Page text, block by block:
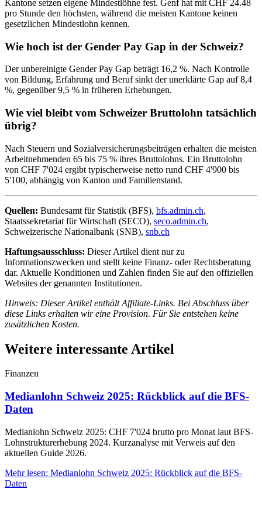
Kantone setzen eigene Mindestlöhne fest. Genf hat mit CHF 24.48
pro Stunde den höchsten, während die meisten Kantone keinen
gesetzlichen Mindestlohn kennen.
Wie hoch ist der Gender Pay Gap in der Schweiz?
Der unbereinigte Gender Pay Gap beträgt 16,2 %. Nach Kontrolle
von Bildung, Erfahrung und Beruf sinkt der unerklärte Gap auf 8,4
%, gegenüber 9,5 % in früheren Erhebungen.
Wie viel bleibt vom Schweizer Bruttolohn tatsächlich
übrig?
Nach Steuern und Sozialversicherungsbeiträgen erhalten die meisten
Arbeitnehmenden 65 bis 75 % ihres Bruttolohns. Ein Bruttolohn
von CHF 7'024 ergibt typischerweise netto rund CHF 4'900 bis
5'100, abhängig von Kanton und Familienstand.
Quellen: Bundesamt für Statistik (BFS), bfs.admin.ch,
Staatssekretariat für Wirtschaft (SECO), seco.admin.ch,
Schweizerische Nationalbank (SNB), snb.ch
Haftungsausschluss: Dieser Artikel dient nur zu
Informationszwecken und stellt keine Finanz- oder Rechtsberatung
dar. Aktuelle Konditionen und Zahlen finden Sie auf den offiziellen
Websites der genannten Institutionen.
Hinweis: Dieser Artikel enthält Affiliate-Links. Bei Abschluss über
diese Links erhalten wir eine Provision. Für Sie entstehen keine
zusätzlichen Kosten.
Weitere interessante Artikel
Finanzen
Medianlohn Schweiz 2025: Rückblick auf die BFS-
Daten
Medianlohn Schweiz 2025: CHF 7'024 brutto pro Monat laut BFS-
Lohnstrukturerhebung 2024. Kurzanalyse mit Verweis auf den
aktuellen Guide 2026.
Mehr lesen: Medianlohn Schweiz 2025: Rückblick auf die BFS-
Daten